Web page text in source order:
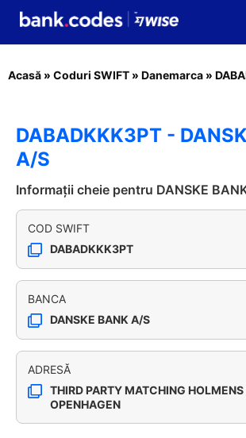
Acasă » Coduri SWIFT » Danemarca »
DABADKKK3PT -
A/S
Informații cheie pentru DANSKE
COD SWIFT
DABADKKK3PT
BANCA
DANSKE BANK A/S
ADRESĂ
THIRD PARTY MATCHING
OPENHAGEN